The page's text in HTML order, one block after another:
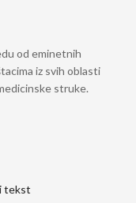
od eminetnih
iz svih oblasti
struke.
tekst